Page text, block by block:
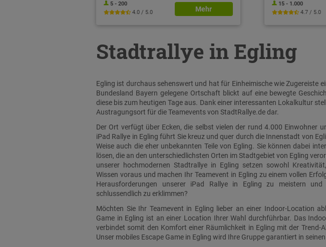
5 - 200
4.0 / 5.0
Mehr
15 - 1.000
4.7 / 5.0
Stadtrallye in Egling
Egling ist durchaus sehenswert und hat für Einheimische wie Zugereiste
Bundesland Bayern gelegene Ortschaft blickt auf eine bewegte
diese bis zum heutigen Tage aus. Dank einer interessanten Lokalkultur
Austragungsort für die Teamevents von StadtRallye.de dar.
Der Ort verfügt über Ecken, die selbst vielen der rund 4.000 Einwohner
iPad Rallye in Egling führt Sie kreuz und quer durch die Innenstadt von
Weise auch die eher unbekannten Teile von Egling. Sie können dabei
lösen, die an den unterschiedlichsten Orten im Stadtgebiet von Egling
unserer hochmodernen Stadtrallye in Egling setzen sowohl
Wissen voraus und machen Ihr Teamevent in Egling zu einem vollen
Herausforderungen unserer iPad Rallye in Egling zu meistern und
schlussendlich zu erklimmen?
Möchten Sie Ihr Teamevent in Egling lieber an einer Indoor-Location
Game in Egling ist an einer Location Ihrer Wahl durchführbar. Das
verbindet somit den Komfort einer Räumlichkeit in Egling mit der Trend-
Unser mobiles Escape Game in Egling wird Ihre Gruppe garantiert in